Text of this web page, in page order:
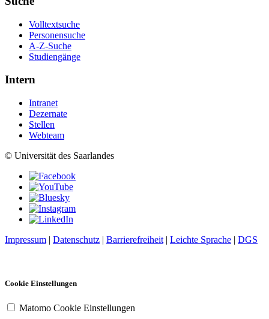
Volltextsuche
Personensuche
A-Z-Suche
Studiengänge
Intern
Intranet
Dezernate
Stellen
Webteam
© Universität des Saarlandes
Impressum | Datenschutz | Barrierefreiheit | Leichte Sprache | DGS
Cookie Einstellungen
Matomo Cookie Einstellungen